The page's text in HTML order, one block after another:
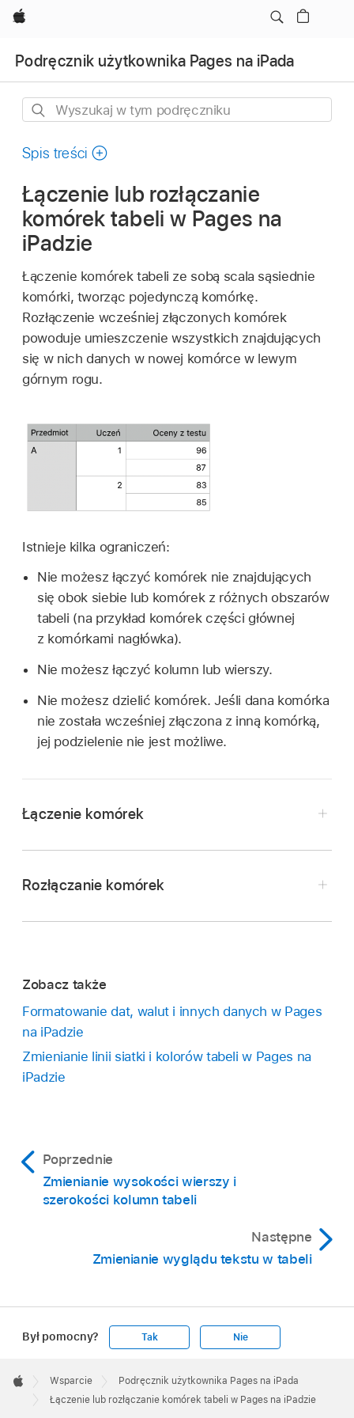
Apple
Podręcznik użytkownika Pages na iPada
Wyszukaj
tym
Spis treści
Łączenie lub rozłączanie
komórek tabeli w Pages na
iPadzie
Łączenie komórek tabeli ze sobą scala sąsiednie
komórki, tworząc pojedynczą komórkę.
Rozłączenie wcześniej złączonych komórek
powoduje umieszczenie wszystkich znajdujących
się w nich danych w nowej komórce w lewym
górnym rogu.
Istnieje kilka ograniczeń:
Nie możesz łączyć komórek nie znajdujących
się obok siebie lub komórek z różnych obszarów
tabeli (na przykład komórek części głównej
z komórkami nagłówka).
Nie możesz łączyć kolumn lub wierszy.
Nie możesz dzielić komórek. Jeśli dana komórka
nie została wcześniej złączona z inną komórką,
jej podzielenie nie jest możliwe.
Łączenie komórek
Otwórz dokument z tabelą, a następnie
zaznaczdwie lub więcej komórek znajdujących
Jeśli nie widzisz przycisku złączania komórek,
Jeśli jedna z łączonych komórek ma zawartość,
złączona komórka przyjmie zarówno zawartość
zostanie ona utrzymana, ale komórki
z ustawionym formatem danych (na przykład
liczbami, walutą lub datami) zostaną
Jeśli lewa górna łączona komórka ma ustawiony
kolor wypełnienia, połączona komórka przyjmie
Rozłączanie komórek
w Usuń.
Nowo utworzone komórki przyjmują
formatowanie i kolor wypełnienia komórki
połączonej.
Zobacz także
Formatowanie dat, walut i innych danych w Pages
na iPadzie
Zmienianie linii siatki i kolorów tabeli w Pages na
iPadzie
Poprzednie
Zmienianie wysokości wierszy i
szerokości kolumn tabeli
Następne
Zmienianie wyglądu tekstu w tabeli
Był pomocny? Tak Nie
Footer

Apple
Wsparcie
Podręcznik użytkownika Pages na iPada
Łączenie lub rozłączanie komórek tabeli w Pages na iPadzie